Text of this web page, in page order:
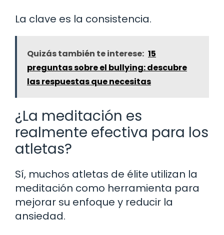
La clave es la consistencia.
Quizás también te interese: 15
preguntas sobre el bullying: descubre
las respuestas que necesitas
¿La meditación es
realmente efectiva para los
atletas?
Sí, muchos atletas de élite utilizan la
meditación como herramienta para
mejorar su enfoque y reducir la
ansiedad.